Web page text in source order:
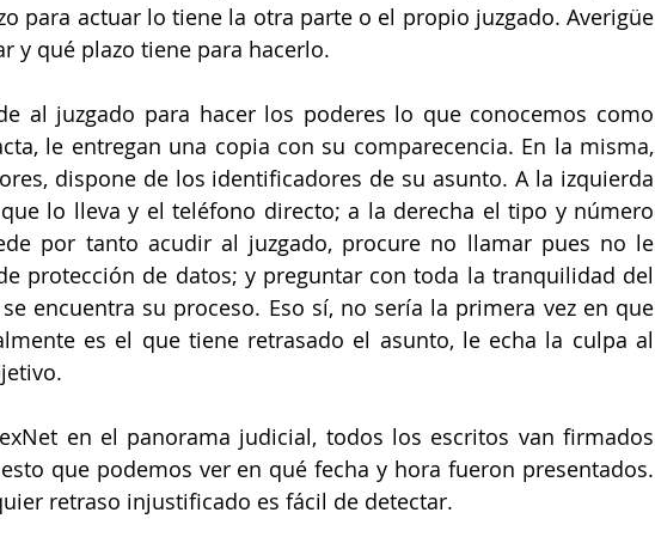
para actuar lo tiene la otra parte o el propio juzgado. Averigüe
y qué plazo tiene para hacerlo.
al juzgado para hacer los poderes lo que conocemos como
le entregan una copia con su comparecencia. En la misma,
dispone de los identificadores de su asunto. A la izquierda
lo lleva y el teléfono directo; a la derecha el tipo y número
por tanto acudir al juzgado, procure no llamar pues no le
protección de datos; y preguntar con toda la tranquilidad del
encuentra su proceso. Eso sí, no sería la primera vez en que
es el que tiene retrasado el asunto, le echa la culpa al
en el panorama judicial, todos los escritos van firmados
que podemos ver en qué fecha y hora fueron presentados.
retraso injustificado es fácil de detectar.